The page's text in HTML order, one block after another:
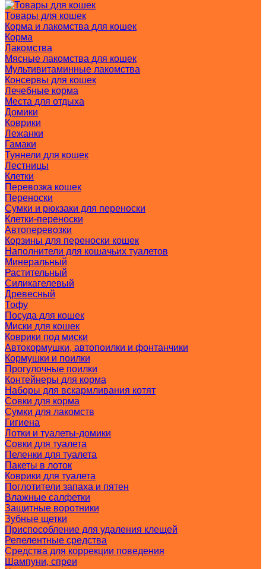
Товары для кошек
Корма и лакомства для кошек
Корма
Лакомства
Мясные лакомства для кошек
Мультивитаминные лакомства
Консервы для кошек
Лечебные корма
Места для отдыха
Домики
Коврики
Лежанки
Гамаки
Туннели для кошек
Лестницы
Клетки
Перевозка кошек
Переноски
Сумки и рюкзаки для переноски
Клетки-переноски
Автоперевозки
Корзины для переноски кошек
Наполнители для кошачьих туалетов
Минеральный
Растительный
Силикагелевый
Древесный
Тофу
Посуда для кошек
Миски для кошек
Коврики под миски
Автокормушки, автопоилки и фонтанчики
Кормушки и поилки
Прогулочные поилки
Контейнеры для корма
Наборы для вскармливания котят
Совки для корма
Сумки для лакомств
Гигиена
Лотки и туалеты-домики
Совки для туалета
Пеленки для туалета
Пакеты в лоток
Коврики для туалета
Поглотители запаха и пятен
Влажные салфетки
Защитные воротники
Зубные щетки
Приспособление для удаления клещей
Репелентные средства
Средства для коррекции поведения
Шампуни, спреи